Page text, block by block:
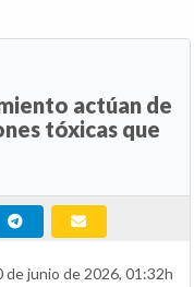
actúan de
tóxicas que
de junio de 2026, 01:32h